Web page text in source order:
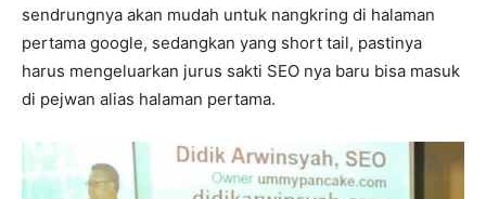
sendrungnya akan mudah untuk nangkring di halaman
pertama google, sedangkan yang short tail, pastinya
harus mengeluarkan jurus sakti SEO nya baru bisa masuk
di pejwan alias halaman pertama.